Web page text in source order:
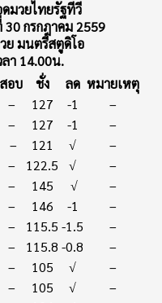
มวยไทยรัฐทีวี
30 กรกฎาคม 2559
ย มนตรีสตูดิโอ
ลา 14.00น.
สอบ ชั่ง ลด หมายเหตุ
– 127 -1
–
– 127 -1
–
– 121 √
–
– 122.5 √
–
– 145 √
–
– 146 -1
–
– 115.5 -1.5
–
– 115.8 -0.8
–
– 105 √
–
– 105 √
–